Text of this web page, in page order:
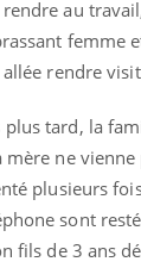
au
femme
rendre
plus tard, la
mère ne
plusieurs
sont
fils de 3 ans